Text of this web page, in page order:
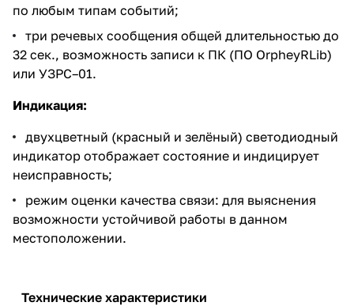
по любым типам событий;
три речевых сообщения общей длительностью до
32 сек., возможность записи к ПК (ПО OrpheyRLib)
или УЗРС–01.
Индикация:
двухцветный (красный и зелёный) светодиодный
индикатор отображает состояние и индицирует
неисправность;
режим оценки качества связи: для выяснения
возможности устойчивой работы в данном
местоположении.
Технические характеристики